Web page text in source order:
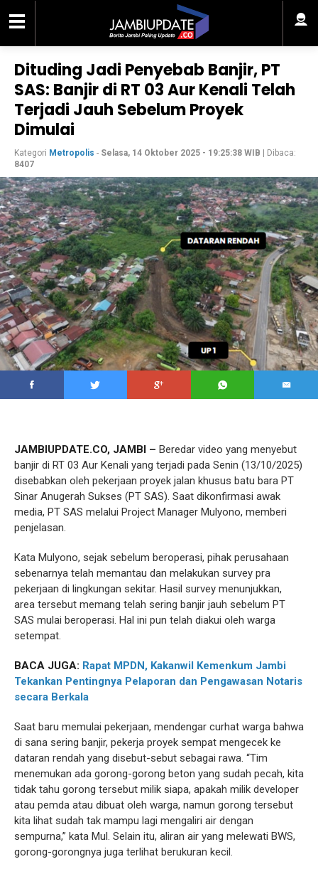
Dituding Jadi Penyebab Banjir, PT
SAS: Banjir di RT 03 Aur Kenali Telah
Terjadi Jauh Sebelum Proyek
Dimulai
Kategori Metropolis - Selasa, 14 Oktober 2025 - 19:25:38 WIB | Dibaca:
8407
JAMBIUPDATE.CO, JAMBI – Beredar video yang menyebut
banjir di RT 03 Aur Kenali yang terjadi pada Senin (13/10/2025)
disebabkan oleh pekerjaan proyek jalan khusus batu bara PT
Sinar Anugerah Sukses (PT SAS). Saat dikonfirmasi awak
media, PT SAS melalui Project Manager Mulyono, memberi
penjelasan.
Kata Mulyono, sejak sebelum beroperasi, pihak perusahaan
sebenarnya telah memantau dan melakukan survey pra
pekerjaan di lingkungan sekitar. Hasil survey menunjukkan,
area tersebut memang telah sering banjir jauh sebelum PT
SAS mulai beroperasi. Hal ini pun telah diakui oleh warga
setempat.
BACA JUGA: Rapat MPDN, Kakanwil Kemenkum Jambi
Tekankan Pentingnya Pelaporan dan Pengawasan Notaris
secara Berkala
Saat baru memulai pekerjaan, mendengar curhat warga bahwa
di sana sering banjir, pekerja proyek sempat mengecek ke
dataran rendah yang disebut-sebut sebagai rawa. “Tim
menemukan ada gorong-gorong beton yang sudah pecah, kita
tidak tahu gorong tersebut milik siapa, apakah milik developer
atau pemda atau dibuat oleh warga, namun gorong tersebut
kita lihat sudah tak mampu lagi mengaliri air dengan
sempurna,” kata Mul. Selain itu, aliran air yang melewati BWS,
gorong-gorongnya juga terlihat berukuran kecil.